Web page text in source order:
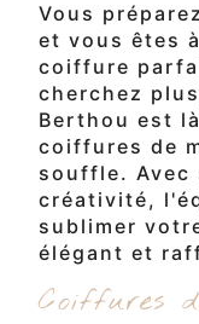
Vous
et vous êtes
coiffure
cherchez
Berthou est
coiffures de
souffle. Avec
créativité,
sublimer
élégant et
Coiffures